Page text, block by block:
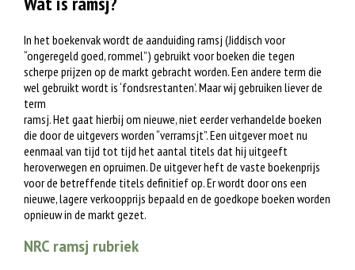
In het boekenvak wordt de aanduiding ramsj (Jiddisch voor
“ongeregeld goed, rommel”) gebruikt voor boeken die tegen
scherpe prijzen op de markt gebracht worden. Een andere term die
wel gebruikt wordt is ‘fondsrestanten’. Maar wij gebruiken liever de
term
ramsj. Het gaat hierbij om nieuwe, niet eerder verhandelde boeken
die door de uitgevers worden “verramsjt”. Een uitgever moet nu
eenmaal van tijd tot tijd het aantal titels dat hij uitgeeft
heroverwegen en opruimen. De uitgever heft de vaste boekenprijs
voor de betreffende titels definitief op. Er wordt door ons een
nieuwe, lagere verkoopprijs bepaald en de goedkope boeken worden
opnieuw in de markt gezet.
NRC ramsj rubriek